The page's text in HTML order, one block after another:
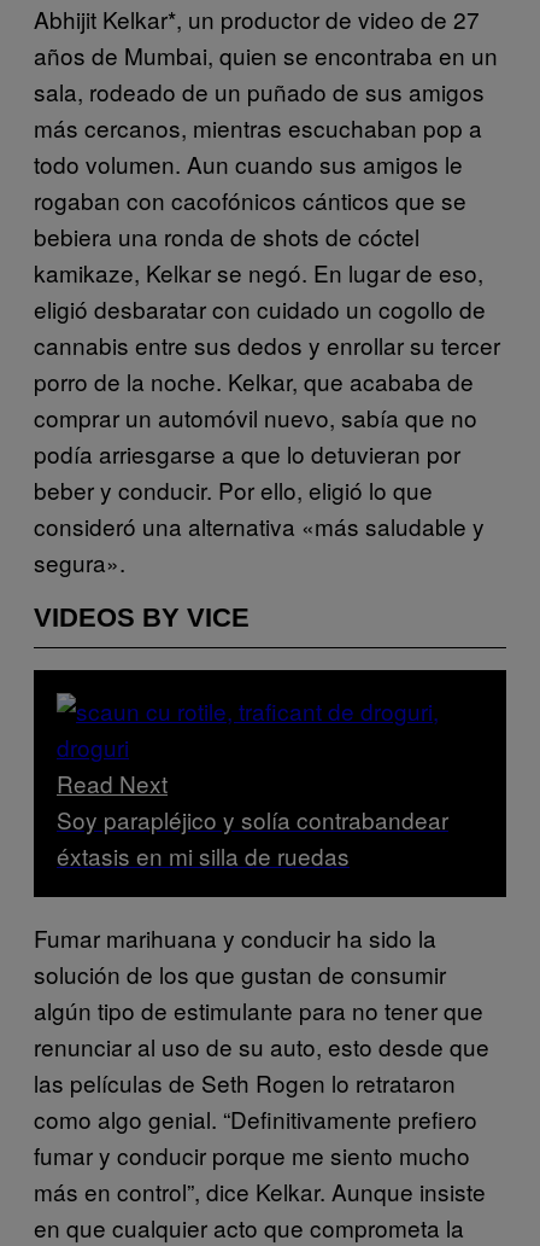
Abhijit Kelkar*, un productor de video de 27
años de Mumbai, quien se encontraba en un
sala, rodeado de un puñado de sus amigos
más cercanos, mientras escuchaban pop a
todo volumen. Aun cuando sus amigos le
rogaban con cacofónicos cánticos que se
bebiera una ronda de shots de cóctel
kamikaze, Kelkar se negó. En lugar de eso,
eligió desbaratar con cuidado un cogollo de
cannabis entre sus dedos y enrollar su tercer
porro de la noche. Kelkar, que acababa de
comprar un automóvil nuevo, sabía que no
podía arriesgarse a que lo detuvieran por
beber y conducir. Por ello, eligió lo que
consideró una alternativa «más saludable y
segura».
VIDEOS BY VICE
Read Next
Soy parapléjico y solía contrabandear
éxtasis en mi silla de ruedas
Fumar marihuana y conducir ha sido la
solución de los que gustan de consumir
algún tipo de estimulante para no tener que
renunciar al uso de su auto, esto desde que
las películas de Seth Rogen lo retrataron
como algo genial. “Definitivamente prefiero
fumar y conducir porque me siento mucho
más en control”, dice Kelkar. Aunque insiste
en que cualquier acto que comprometa la